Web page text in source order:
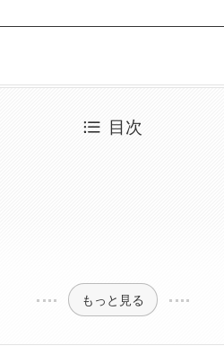
目次
もっと見る